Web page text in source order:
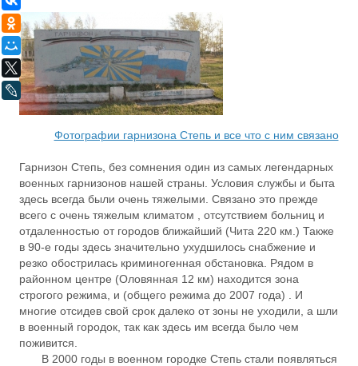
Одноклассники
Мой Мир
X
LiveJournal
Фотографии гарнизона Степь и все что с ним связано
Гарнизон Степь, без сомнения один из самых легендарных
военных гарнизонов нашей страны. Условия службы и быта
здесь всегда были очень тяжелыми. Связано это прежде
всего с очень тяжелым климатом , отсутствием больниц и
отдаленностью от городов ближайший (Чита 220 км.) Также
в 90-е годы здесь значительно ухудшилось снабжение и
резко обострилась криминогенная обстановка. Рядом в
районном центре (Оловянная 12 км) находится зона
строгого режима, и (общего режима до 2007 года) . И
многие отсидев свой срок далеко от зоны не уходили, а шли
в военный городок, так как здесь им всегда было чем
поживится.
В 2000 годы в военном городке Степь стали появляться